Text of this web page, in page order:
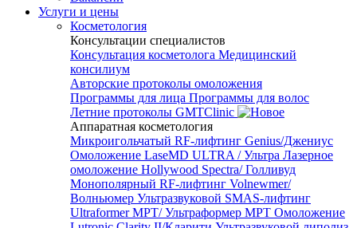
Услуги и цены
Косметология
Консультации специалистов
Консультация косметолога Медицинский
консилиум
Авторские протоколы омоложения
Программы для лица Программы для волос
Летние протоколы GMTClinic
Аппаратная косметология
Микроигольчатый RF-лифтинг Genius/Джениус
Омоложение LaseMD ULTRA / Ультра Лазерное
омоложение Hollywood Spectra/ Голливуд
Монополярный RF-лифтинг Volnewmer/
Волньюмер Ультразвуковой SMAS-лифтинг
Ultraformer MPT/ Ультраформер MPT Омоложение